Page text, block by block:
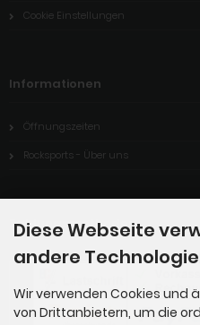
Cookie Einstellungen
Informationen
Öffnungszeiten
Rocksports - Über uns
Zahlungsmethoden
Diese Webseite
andere
Wir verwenden Cookies und
von Drittanbietern, um die